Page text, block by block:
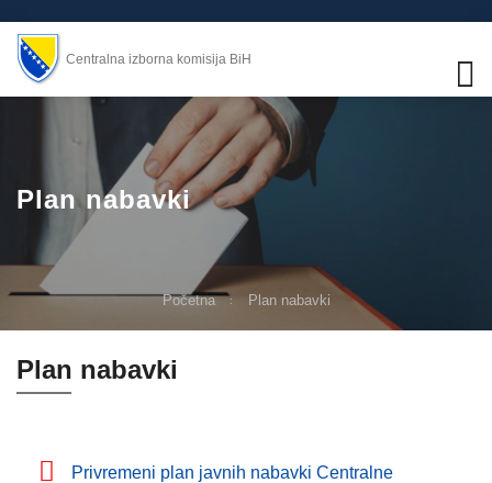
Centralna izborna komisija BiH
Plan nabavki
Početna Plan nabavki
Plan nabavki
Privremeni plan javnih nabavki Centralne